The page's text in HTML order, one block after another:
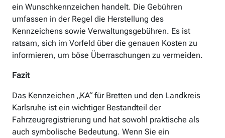
ein Wunschkennzeichen handelt. Die Gebühren
umfassen in der Regel die Herstellung des
Kennzeichens sowie Verwaltungsgebühren. Es ist
ratsam, sich im Vorfeld über die genauen Kosten zu
informieren, um böse Überraschungen zu vermeiden.
Fazit
Das Kennzeichen „KA“ für Bretten und den Landkreis
Karlsruhe ist ein wichtiger Bestandteil der
Fahrzeugregistrierung und hat sowohl praktische als
auch symbolische Bedeutung. Wenn Sie ein